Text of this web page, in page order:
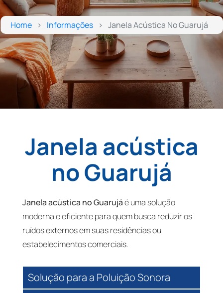
Home Informações Janela Acústica No Guarujá
Janela acústica
no Guarujá
Janela acústica no Guarujáé uma solução
moderna e eficiente para quem busca reduzir os
ruídos externos em suas residências ou
estabelecimentos comerciais.
Solução para a Poluição Sonora